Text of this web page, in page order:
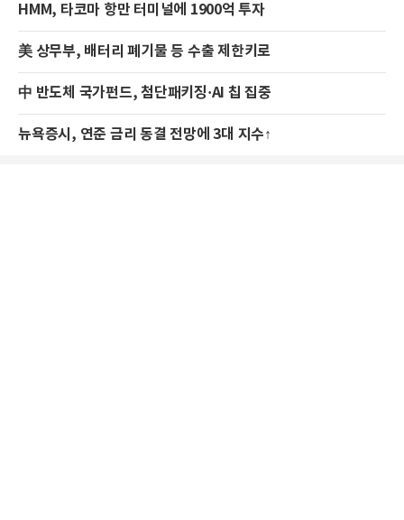
HMM, 타코마 항만 터미널에 1900억 투자
美 상무부, 배터리 폐기물 등 수출 제한키로
中 반도체 국가펀드, 첨단패키징·AI 칩 집중
뉴욕증시, 연준 금리 동결 전망에 3대 지수↑